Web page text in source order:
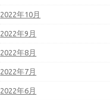
2022年10月
2022年9月
2022年8月
2022年7月
2022年6月